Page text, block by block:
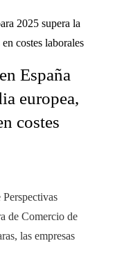
España
europea,
costes
Perspectivas
de Comercio de
las empresas